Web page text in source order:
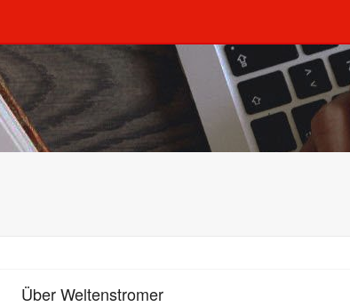
Über Weltenstromer